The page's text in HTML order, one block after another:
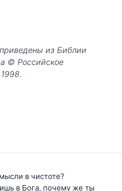
из Библии
© Российское
в чистоте?
в Бога, почему же ты